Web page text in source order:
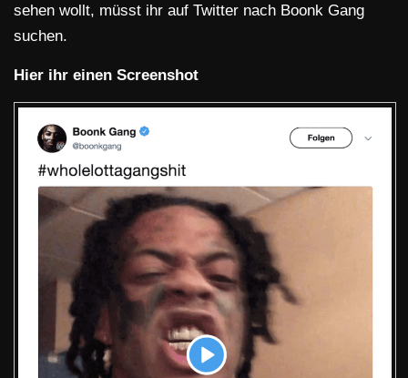
sehen wollt, müsst ihr auf Twitter nach Boonk Gang
suchen.
Hier ihr einen Screenshot